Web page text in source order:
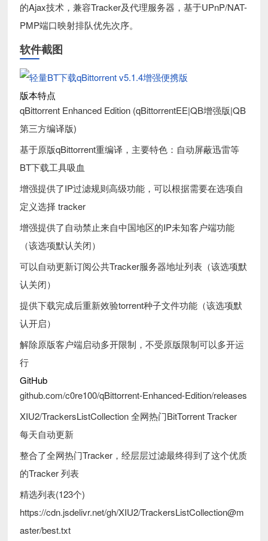
的Ajax技术，兼容Tracker及代理服务器，基于UPnP/NAT-
PMP端口映射排队优先次序。
软件截图
版本特点
qBittorrent Enhanced Edition (qBittorrentEE|QB增强版|QB
第三方编译版)
基于原版qBittorrent重编译，主要特色：自动屏蔽迅雷等
BT下载工具吸血
增强提供了IP过滤规则高级功能，可以根据需要在选项自
定义选择 tracker
增强提供了自动禁止来自中国地区的IP未知客户端功能
（该选项默认关闭）
可以自动更新订阅公共Tracker服务器地址列表（该选项默
认关闭）
提供下载完成后重新效验torrent种子文件功能（该选项默
认开启）
解除原版客户端启动多开限制，不受原版限制可以多开运
行
GitHub
github.com/c0re100/qBittorrent-Enhanced-Edition/releases
XIU2/TrackersListCollection 全网热门BitTorrent Tracker
每天自动更新
整合了全网热门Tracker，经层层过滤最终得到了这个优质
的Tracker 列表
精选列表(123个)
https://cdn.jsdelivr.net/gh/XIU2/TrackersListCollection@m
aster/best.txt